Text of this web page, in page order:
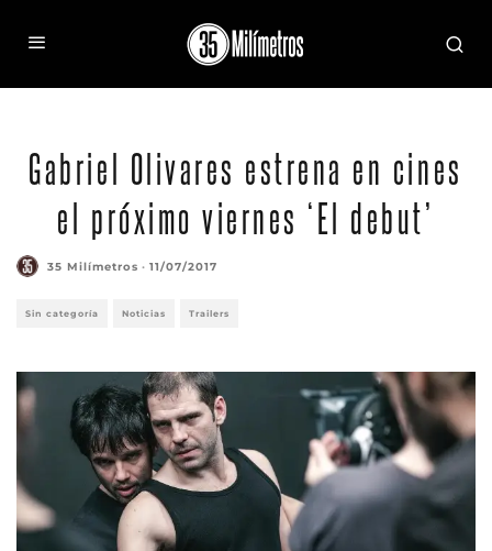
Gabriel Olivares estrena en cines
el próximo viernes ‘El debut’
35 Milímetros · 11/07/2017
Sin categoría Noticias Trailers